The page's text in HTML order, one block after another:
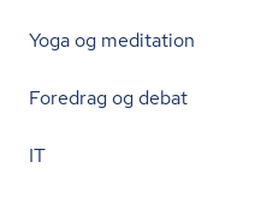
Yoga og meditation
Foredrag og debat
IT